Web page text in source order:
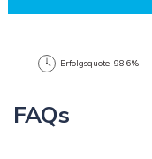
Erfolgsquote: 98,6%
FAQs